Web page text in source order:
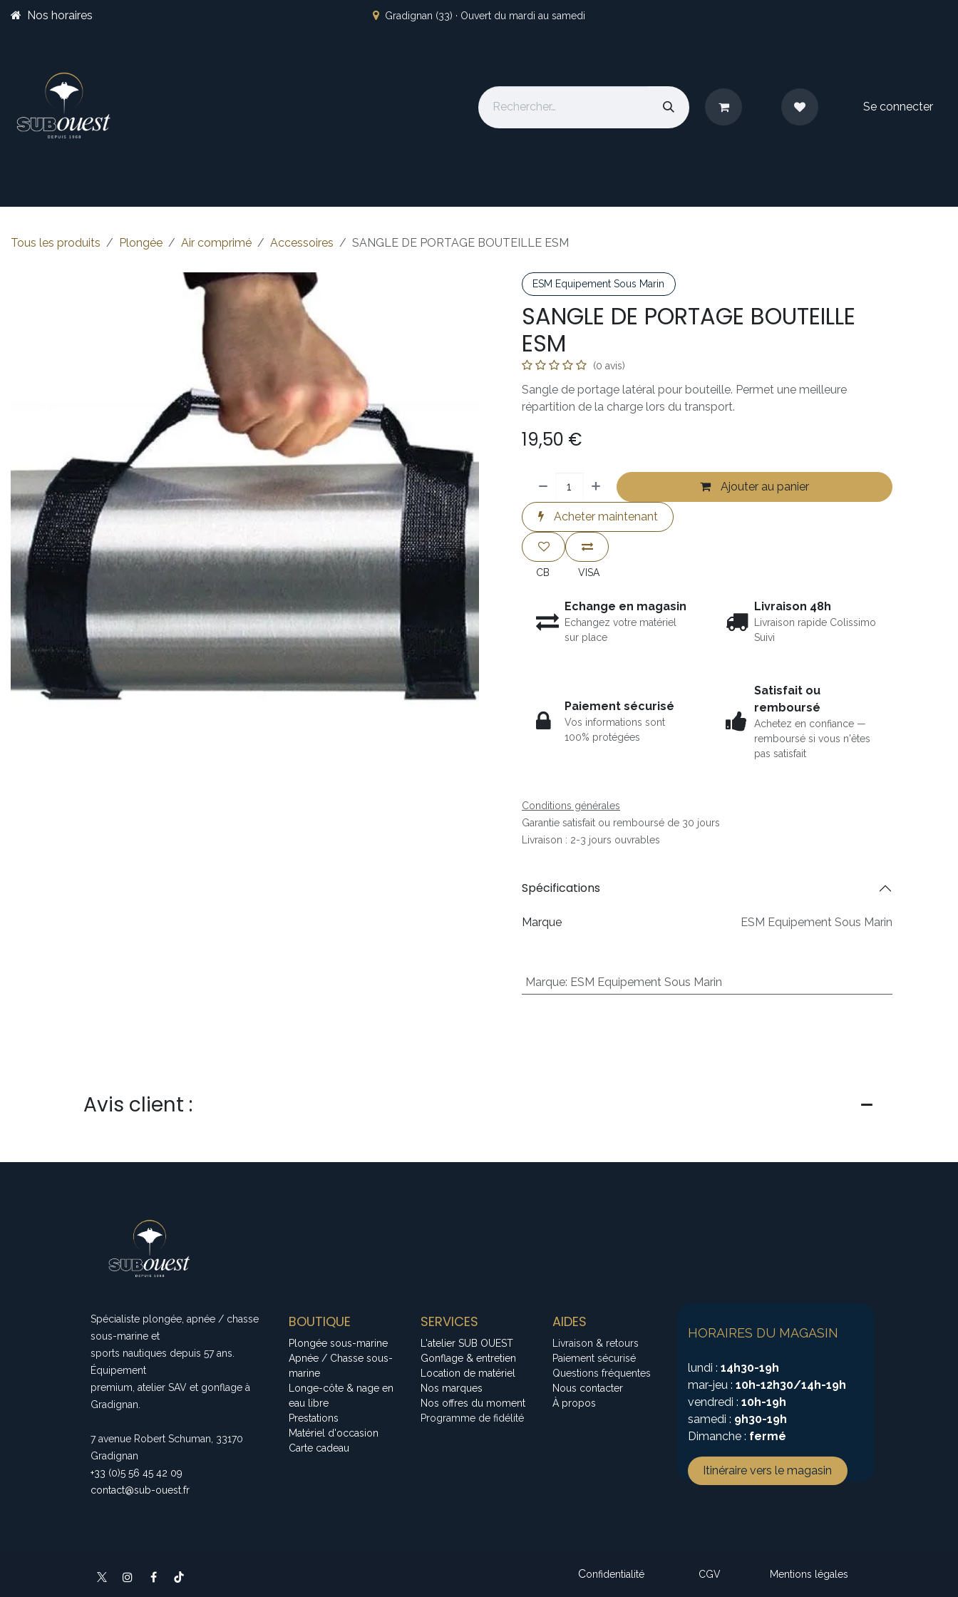
Se rendre au contenu
Nos horaires Gradignan (33) · Ouvert du mardi au samedi
Se connecter
Tous les produits Plongée Air comprimé Accessoires SANGLE DE PORTAGE BOUTEILLE ESM
ESM Equipement Sous Marin
SANGLE DE PORTAGE BOUTEILLE
ESM
(0 avis)
Sangle de portage latéral pour bouteille. Permet une meilleure
répartition de la charge lors du transport.
19,50 €
Ajouter au panier
Acheter maintenant
CB VISA
Echange en magasin
Echangez votre matériel
sur place
Livraison 48h
Livraison rapide Colissimo
Suivi
Paiement sécurisé
Vos informations sont
100% protégées
Satisfait ou
remboursé
Achetez en confiance —
remboursé si vous n'êtes
pas satisfait
Conditions générales
Garantie satisfait ou remboursé de 30 jours
Livraison : 2-3 jours ouvrables
Spécifications
Marque ESM Equipement Sous Marin
Marque: ESM Equipement Sous Marin
Avis client :
Spécialiste plongée, apnée / chasse
sous-marine et
sports nautiques depuis 57 ans.
Équipement
premium, atelier SAV et gonflage à
Gradignan.
7 avenue Robert Schuman, 33170
Gradignan
+33 (0)5 56 45 42 09
contact@sub-ouest.fr
BOUTIQUE
Plongée sous-marine
Apnée / Chasse sous-
marine
Longe-côte & nage en
eau libre
Prestations
Matériel d'occasion
Carte cadeau
SERVICES
L'atelier SUB OUEST
Gonflage & entretien
Location de matériel
Nos marques
Nos offres du moment
Programme de fidélité
AIDES
Livraison & retours
Paiement sécurisé
Questions fréquentes
Nous contacter
À propos
HORAIRES DU MAGASIN
lundi : 14h30-19h
mar-jeu : 10h-12h30/14h-19h
vendredi : 10h-19h
samedi : 9h30-19h
Dimanche : fermé
Itinéraire vers le magasin
Mentions légales
CGV
Confidentialité